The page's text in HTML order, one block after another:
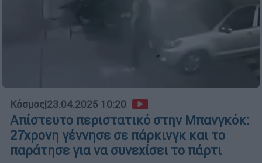
Κόσμος|23.04.2025 10:20
Απίστευτο περιστατικό στην Μπανγκόκ:
27χρονη γέννησε σε πάρκινγκ και το
παράτησε για να συνεχίσει το πάρτι